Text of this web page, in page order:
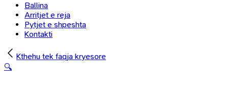
Ballina
Arritjet e reja
Pytjet e shpeshta
Kontakti
Kthehu tek faqja kryesore
🔍